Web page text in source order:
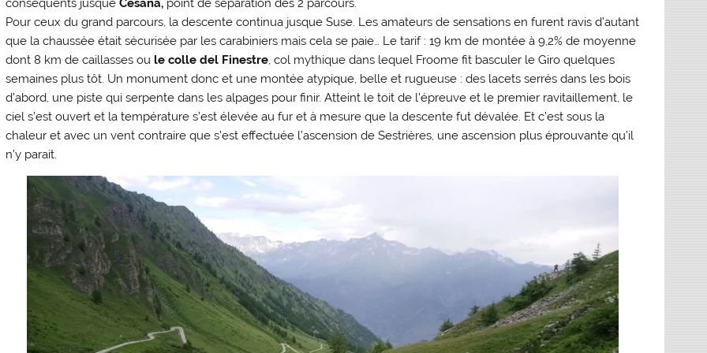
conséquents jusqueCesana, point de séparation des 2 parcours.
Pour ceux du grand parcours, la descente continua jusque Suse. Les amateurs de sensations en furent ravis d’autant
que la chaussée était sécurisée par les carabiniers mais cela se paie… Le tarif : 19 km de montée à 9,2% de moyenne
dont 8 km de caillasses ou le colle del Finestre, col mythique dans lequel Froome fit basculer le Giro quelques
semaines plus tôt. Un monument donc et une montée atypique, belle et rugueuse : des lacets serrés dans les bois
d’abord, une piste qui serpente dans les alpages pour finir. Atteint le toit de l’épreuve et le premier ravitaillement, le
ciel s’est ouvert et la température s’est élevée au fur et à mesure que la descente fut dévalée. Et c’est sous la
chaleur et avec un vent contraire que s’est effectuée l’ascension de Sestrières, une ascension plus éprouvante qu’il
n’y parait.